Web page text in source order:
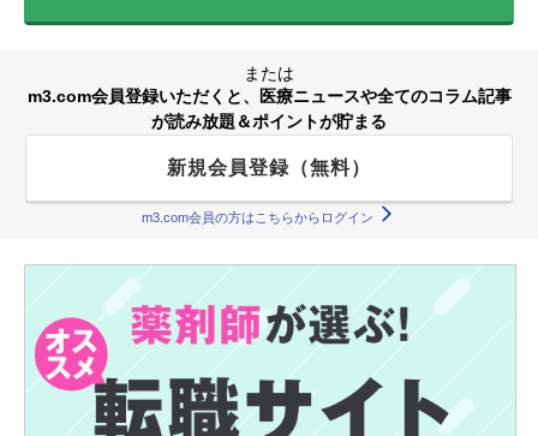
または
m3.com会員登録いただくと、医療ニュースや全てのコラム記事
が読み放題＆ポイントが貯まる
新規会員登録（無料）
m3.com会員の方はこちらからログイン